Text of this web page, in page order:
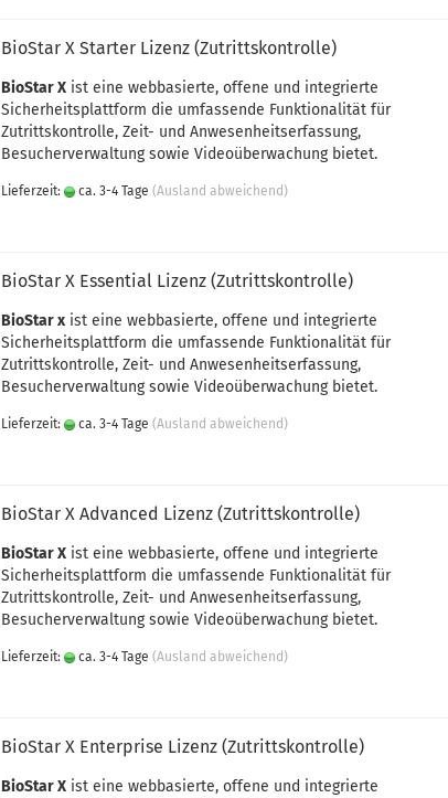
BioStar X Starter Lizenz (Zutrittskontrolle)
BioStar X ist eine webbasierte, offene und integrierte
Sicherheitsplattform die umfassende Funktionalität für
Zutrittskontrolle, Zeit- und Anwesenheitserfassung,
Besucherverwaltung sowie Videoüberwachung bietet.
Lieferzeit: ca. 3-4 Tage (Ausland abweichend)
BioStar X Essential Lizenz (Zutrittskontrolle)
BioStar x ist eine webbasierte, offene und integrierte
Sicherheitsplattform die umfassende Funktionalität für
Zutrittskontrolle, Zeit- und Anwesenheitserfassung,
Besucherverwaltung sowie Videoüberwachung bietet.
Lieferzeit: ca. 3-4 Tage (Ausland abweichend)
BioStar X Advanced Lizenz (Zutrittskontrolle)
BioStar X ist eine webbasierte, offene und integrierte
Sicherheitsplattform die umfassende Funktionalität für
Zutrittskontrolle, Zeit- und Anwesenheitserfassung,
Besucherverwaltung sowie Videoüberwachung bietet.
Lieferzeit: ca. 3-4 Tage (Ausland abweichend)
BioStar X Enterprise Lizenz (Zutrittskontrolle)
BioStar X ist eine webbasierte, offene und integrierte